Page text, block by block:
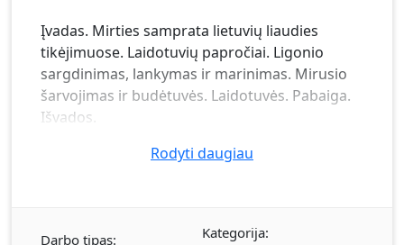
Įvadas. Mirties samprata lietuvių liaudies
tikėjimuose. Laidotuvių papročiai. Ligonio
sargdinimas, lankymas ir marinimas. Mirusio
šarvojimas ir budėtuvės. Laidotuvės. Pabaiga.
Išvados.
Rodyti daugiau
Darbo tipas: Kategorija: